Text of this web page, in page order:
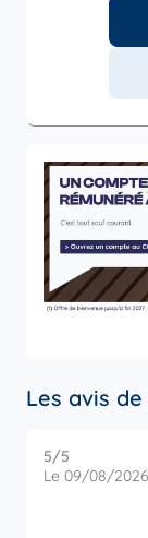
Les avis
5/5
Le 09/08/